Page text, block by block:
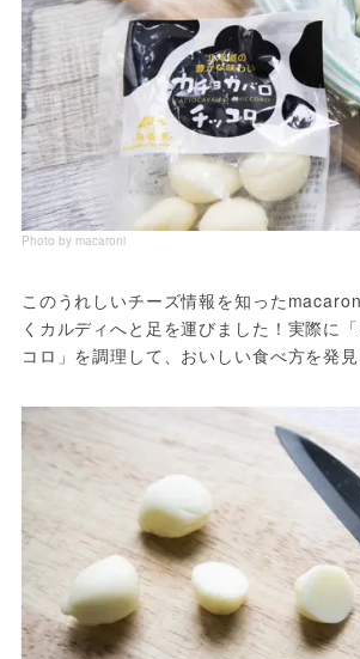
Photo by macaroni
このうれしいチーズ情報を知った
くカルディへと足を運びました！実際に
コロ」を調理して、おいしい食べ方を発